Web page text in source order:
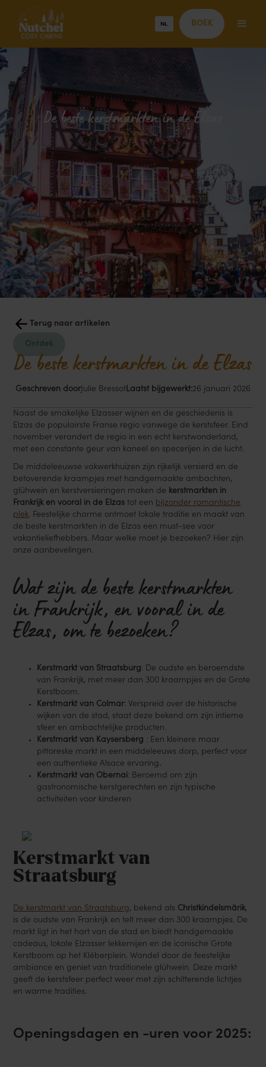
NL BOEK
De beste kerstmarkten in de Elzas
Terug naar artikelen
Ontdek
De beste kerstmarkten in de Elzas
Geschreven doorJulie BressotLaatst bijgewerkt:26 januari 2026
Naast de smakelijke Elzasser wijnen en de geschiedenis is
Elzas de populairste Franse regio vanwege de kerstsfeer. Eind
november verandert de regio in een echt kerstwonderland,
met een constante geur van kaneel en specerijen in de lucht.
De middeleeuwse vakwerkhuizen zijn rijkelijk versierd en de
betoverende kraampjes met handgemaakte ambachten,
glühwein en kerstversieringen maken de kerstmarkten in
Frankrijk en vooral in de Elzas tot een bijzonder romantische
plek. Feestelijke charme ontmoet lokale traditie en maakt van
de beste kerstmarkten in de Elzas een must-see voor
vakantieliefhebbers. Maar welke moet je bezoeken? Hier zijn
onze aanbevelingen.
Wat zijn de beste kerstmarkten
in Frankrijk, en vooral in de
Elzas, om te bezoeken?
Kerstmarkt van Straatsburg : De oudste en beroemdste
van Frankrijk, met meer dan 300 kraampjes en de Grote
Kerstboom.
Kerstmarkt van Colmar: Verspreid over de historische
wijken van de stad, staat deze bekend om zijn intieme
sfeer en ambachtelijke producten.
Kerstmarkt van Kaysersberg : Een kleinere maar
pittoreske markt in een middeleeuws dorp, perfect voor
een authentieke Alsace ervaring.
Kerstmarkt van Obernai: Beroemd om zijn
gastronomische kerstgerechten en zijn typische
activiteiten voor kinderen
Kerstmarkt van
Straatsburg
De kerstmarkt van Straatsburg, bekend als Christkindelsmärik,
is de oudste van Frankrijk en telt meer dan 300 kraampjes. De
markt ligt in het hart van de stad en biedt handgemaakte
cadeaus, lokale Elzasser lekkernijen en de iconische Grote
Kerstboom op het Kléberplein. Wandel door de feestelijke
ambiance en geniet van traditionele glühwein. Deze markt
geeft de kerstsfeer perfect weer met zijn schitterende lichtjes
en warme tradities.
Openingsdagen en -uren voor 2025: